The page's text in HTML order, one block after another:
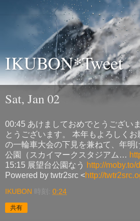
IKUBON*Tweet
Sat, Jan 02
00:45 あけましておめでとうござい
とうございます。 本年もよろしく
の一輪車大会の下見を兼ねて、年明
公園（スカイマークスタジアム…
15:15 展望台公園なう http://moby.to/
Powered by twtr2src <http://
IKUBON 時刻: 0:24
共有